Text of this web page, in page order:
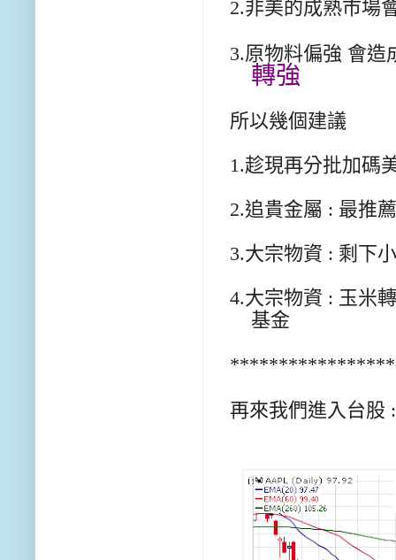
2.非美的成熟市場
3.原物料偏強 會
轉強
所以幾個建議
1.趁現再分批加碼
2.追貴金屬 : 最推
3.大宗物資 : 剩下
4.大宗物資 : 玉米
基金
再來我們進入台